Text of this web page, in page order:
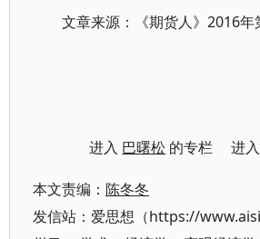
文章来源：《期货人》2016年
进入 巴曙松 的专栏 进
本文责编： 陈冬冬
发信站：爱思想（https://